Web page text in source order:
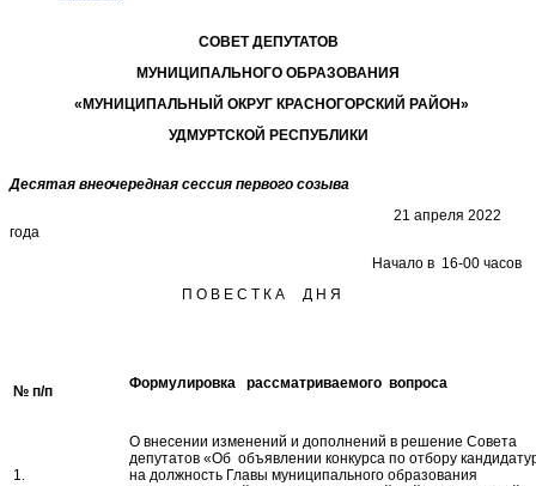
СОВЕТ ДЕПУТАТОВ
МУНИЦИПАЛЬНОГО ОБРАЗОВАНИЯ
«МУНИЦИПАЛЬНЫЙ ОКРУГ КРАСНОГОРСКИЙ РАЙОН»
УДМУРТСКОЙ РЕСПУБЛИКИ
Десятая внеочередная сессия первого созыва
21 апреля 2022
года
Начало в 16-00 часов
П О В Е С Т К А Д Н Я
№ п/п Формулировка рассматриваемого вопроса
1.
О внесении изменений и дополнений в решение Совета
депутатов «Об объявлении конкурса по отбору
на должность Главы муниципального образования